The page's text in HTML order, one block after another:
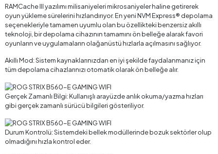
RAMCache III yazılımı milisaniyeleri mikrosaniyeler haline getirerek
oyun yükleme sürelerini hızlandırıyor. En yeni NVM Express® depolama
seçenekleriyle tamamen uyumlu olan bu özellikteki benzersiz akıllı
teknoloji, bir depolama cihazının tamamını ön belleğe alarak favori
oyunların ve uygulamaların olağanüstü hızlarla açılmasını sağlıyor.
Akıllı Mod: Sistem kaynaklarınızdan en iyi şekilde faydalanmanız için
tüm depolama cihazlarınızı otomatik olarak ön belleğe alır.
Gerçek Zamanlı Bilgi: Kullanışlı arayüzde anlık okuma/yazma hızları
gibi gerçek zamanlı sürücü bilgileri gösteriliyor.
Durum Kontrolü: Sistemdeki bellek modüllerinde bozuk sektörler olup
olmadığını hızla kontrol eder.